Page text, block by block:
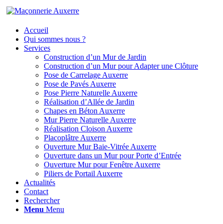
Accueil
Qui sommes nous ?
Services
Construction d’un Mur de Jardin
Construction d’un Mur pour Adapter une Clôture
Pose de Carrelage Auxerre
Pose de Pavés Auxerre
Pose Pierre Naturelle Auxerre
Réalisation d’Allée de Jardin
Chapes en Béton Auxerre
Mur Pierre Naturelle Auxerre
Réalisation Cloison Auxerre
Placoplâtre Auxerre
Ouverture Mur Baie-Vitrée Auxerre
Ouverture dans un Mur pour Porte d’Entrée
Ouverture Mur pour Fenêtre Auxerre
Piliers de Portail Auxerre
Actualités
Contact
Rechercher
Menu Menu